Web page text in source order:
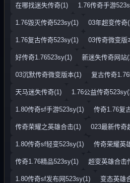
在哪找迷失传奇(1) 1.76传奇手游
1.76毁灭传奇523sy(1) 03年超变传奇
1.76复古传奇523sy(1) 03传奇微变版
好传奇1.76523sy(1) 新迷失传奇网站
03沉默传奇微变版本(1) 复古传奇
天马迷失传奇(1) 1.76公益传奇
1.80传奇sf手游523sy(1) 传奇1.76复
传奇荣耀之英雄合击(1) 023最新传奇
1.80传奇sf轻变523sy(1) 传奇荣耀英
传奇1.76精品523sy(1) 超变英雄合击
1.80传奇sf发布网523sy(1) 变态英雄